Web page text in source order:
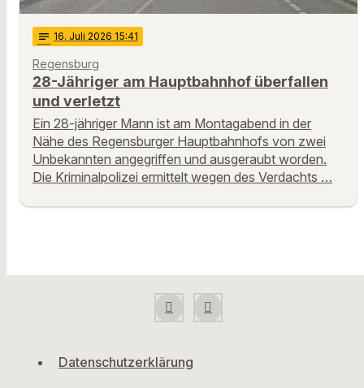
notes 16. Juli 2026 15:41
Regensburg
28-Jähriger am Hauptbahnhof überfallen
und verletzt
Ein 28-jähriger Mann ist am Montagabend in der
Nähe des Regensburger Hauptbahnhofs von zwei
Unbekannten angegriffen und ausgeraubt worden.
Die Kriminalpolizei ermittelt wegen des Verdachts …
Datenschutzerklärung